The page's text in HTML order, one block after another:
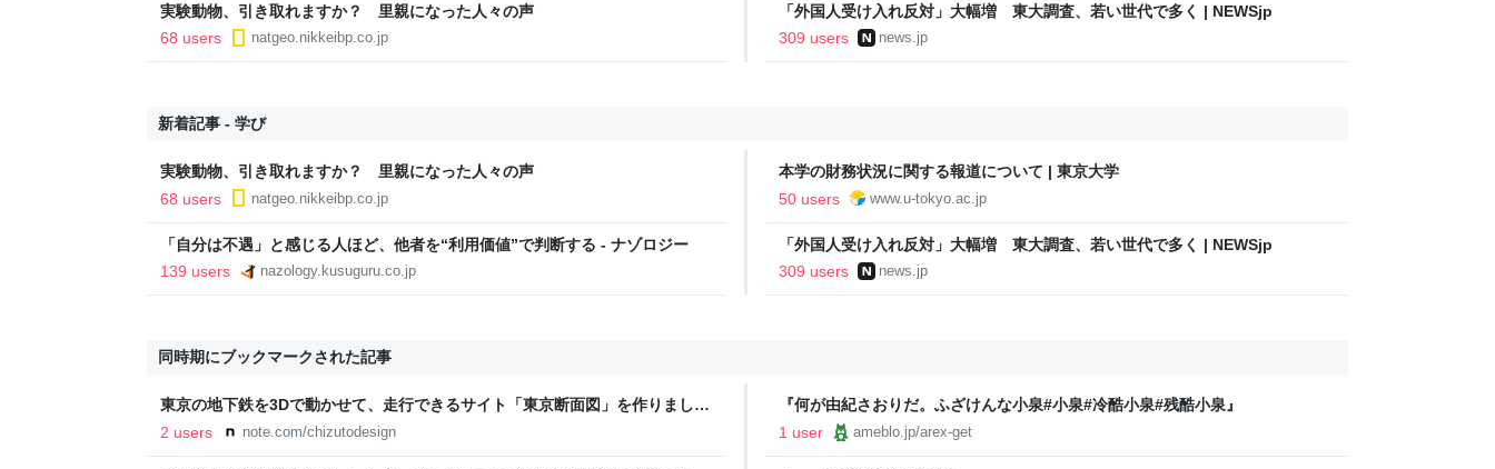
実験動物、引き取れますか？ 里親になった人々の声
68 users
natgeo.nikkeibp.co.jp
「外国人受け入れ反対」大幅増 東大調査、若い世代で多く | NEWSjp
309 users
news.jp
新着記事 - 学び
実験動物、引き取れますか？ 里親になった人々の声
68 users
natgeo.nikkeibp.co.jp
本学の財務状況に関する報道について | 東京大学
50 users
www.u-tokyo.ac.jp
「自分は不遇」と感じる人ほど、他者を“利用価値”で判断する - ナゾロジー
139 users
nazology.kusuguru.co.jp
「外国人受け入れ反対」大幅増 東大調査、若い世代で多く | NEWSjp
309 users
news.jp
同時期にブックマークされた記事
東京の地下鉄を3Dで動かせて、走行できるサイト「東京断面図」を作りました
｜地図とかデザインとか
2 users note.com/chizutodesign
『何が由紀さおりだ。ふざけんな小泉#小泉#冷酷小泉#残酷小泉』
1 user
ameblo.jp/arex-get